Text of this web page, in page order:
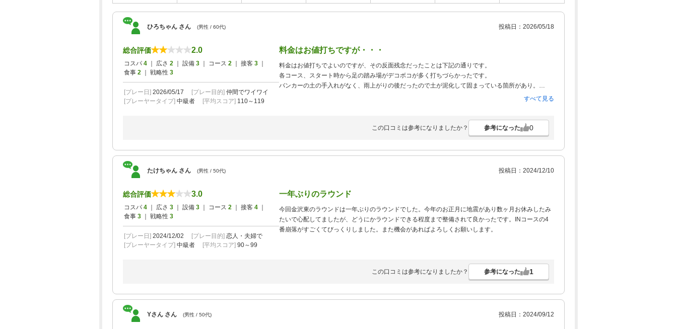
ひろちゃん さん (男性 / 60代) 投稿日：2026/05/18
総合評価 2.0
コスパ 4 ｜ 広さ 2 ｜ 設備 3 ｜ コース 2 ｜ 接客 3
食事 2 ｜ 戦略性 3
[プレー日] 2026/05/17 [プレー目的] 仲間でワイワイ
[プレーヤータイプ] 中級者 [平均スコア] 110～119
料金はお値打ちですが・・・
料金はお値打ちでよいのですが、その反面残念だったことは下記の通りです。
各コース、スタート時から足の踏み場がデコボコが多く打ちづらかったです。
バンカーの土の手入れがなく、雨上がりの後だったので土が泥化して固まっている箇所があり。
食事の中の定食で焼き魚（シャケ）は焼いたというよりチンしたものとはっきりわかるようなものだ
すべて見る
この口コミは参考になりましたか？ 参考になった 0
たけちゃん さん (男性 / 50代) 投稿日：2024/12/10
総合評価 3.0
コスパ 4 ｜ 広さ 3 ｜ 設備 3 ｜ コース 2 ｜ 接客 4
食事 3 ｜ 戦略性 3
[プレー日] 2024/12/02 [プレー目的] 恋人・夫婦で
[プレーヤータイプ] 中級者 [平均スコア] 90～99
一年ぶりのラウンド
今回金沢東のラウンドは一年ぶりのラウンドでした。今年のお正月に地震があり数ヶ月お休みしたみ
たいで心配してましたが、どうにかラウンドできる程度まで整備されて良かったです。INコースの4
番崩落がすごくてびっくりしました。また機会があればよろしくお願いします。
この口コミは参考になりましたか？ 参考になった 1
Yさん さん (男性 / 50代) 投稿日：2024/09/12